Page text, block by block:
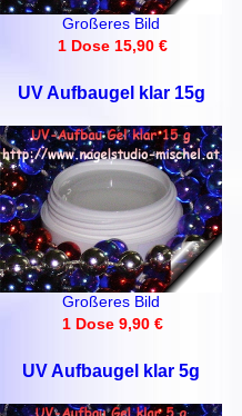
Großeres Bild
1 Dose 15,90 €
UV Aufbaugel klar 15g
Großeres Bild
1 Dose 9,90 €
UV Aufbaugel klar 5g